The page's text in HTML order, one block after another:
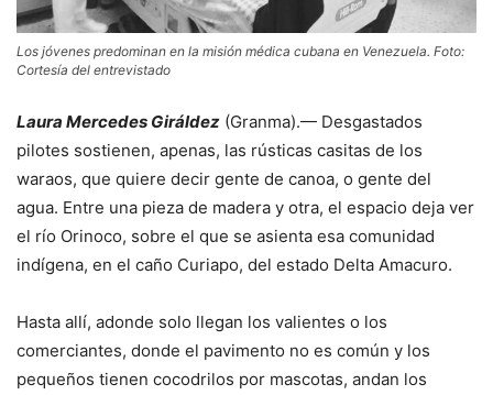
Los jóvenes predominan en la misión médica cubana en Venezuela. Foto:
Cortesía del entrevistado
Laura Mercedes Giráldez (Granma).— Desgastados
pilotes sostienen, apenas, las rústicas casitas de los
waraos, que quiere decir gente de canoa, o gente del
agua. Entre una pieza de madera y otra, el espacio deja ver
el río Orinoco, sobre el que se asienta esa comunidad
indígena, en el caño Curiapo, del estado Delta Amacuro.
Hasta allí, adonde solo llegan los valientes o los
comerciantes, donde el pavimento no es común y los
pequeños tienen cocodrilos por mascotas, andan los